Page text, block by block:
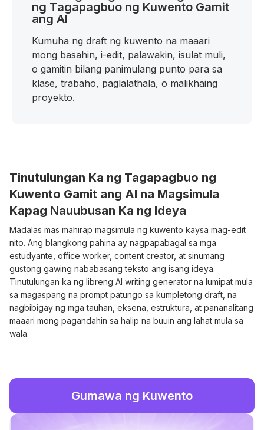
ng Tagapagbuo ng Kuwento Gamit
ang AI
Kumuha ng draft ng kuwento na maaari
mong basahin, i-edit, palawakin, isulat muli,
o gamitin bilang panimulang punto para sa
klase, trabaho, paglalathala, o malikhaing
proyekto.
Tinutulungan Ka ng Tagapagbuo ng
Kuwento Gamit ang AI na Magsimula
Kapag Nauubusan Ka ng Ideya
Madalas mas mahirap magsimula ng kuwento kaysa mag-edit
nito. Ang blangkong pahina ay nagpapabagal sa mga
estudyante, office worker, content creator, at sinumang
gustong gawing nababasang teksto ang isang ideya.
Tinutulungan ka ng libreng AI writing generator na lumipat mula
sa magaspang na prompt patungo sa kumpletong draft, na
nagbibigay ng mga tauhan, eksena, estruktura, at pananalitang
maaari mong pagandahin sa halip na buuin ang lahat mula sa
wala.
Gumawa ng Kuwento